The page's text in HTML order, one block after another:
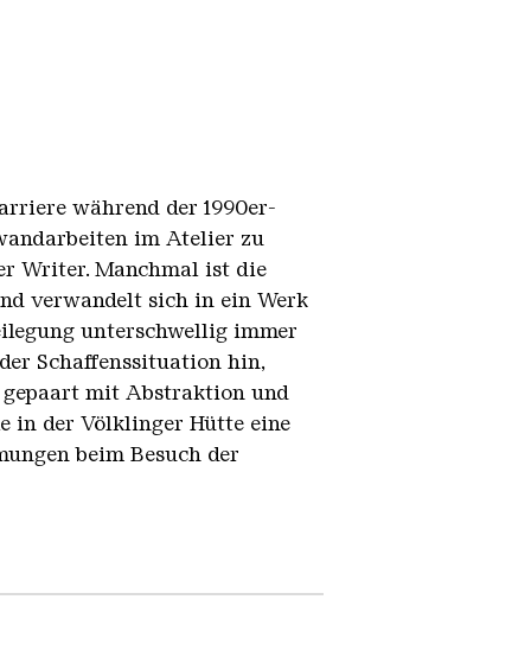
während der 1990er-
im Atelier zu
Writer. Manchmal ist die
verwandelt sich in ein Werk
unterschwellig immer
Schaffenssituation hin,
gepaart mit Abstraktion und
in der Völklinger Hütte eine
beim Besuch der